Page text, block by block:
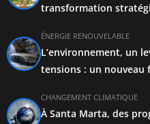
transformation
ÉNERGIE RENOUVELABLE
L’environnement, un
tensions : un nouveau
CHANGEMENT CLIMATIQUE
À Santa Marta, des